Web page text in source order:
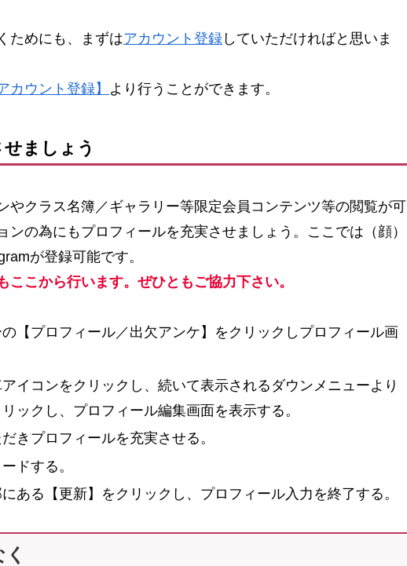
ためにも、まずはアカウント登録 していただければと思いま
カウント登録】 より行うことができます。
ましょう
クラス名簿／ギャラリー等限定会員コンテンツ等の閲覧が可
の為にもプロフィールを充実させましょう。ここでは（顔）
が登録可能です。
ここから行います。ぜひともご協力下さい。
【プロフィール／出欠アンケ】をクリックしプロフィール画
イコンをクリックし、続いて表示されるダウンメニューより
ックし、プロフィール編集画面を表示する。
きプロフィールを充実させる。
ドする。
ある【更新】をクリックし、プロフィール入力を終了する。